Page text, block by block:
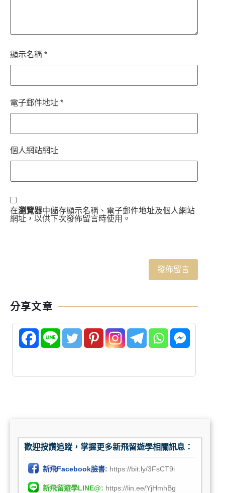
顯示名稱 *
電子郵件地址 *
個人網站網址
在瀏覽器中儲存顯示名稱、電子郵件地址及個人網站
網址，以供下次發佈留言時使用。
分享文章
歡迎按讚追蹤，掌握更多新飛留遊學相關訊息：
新飛Facebook臉書: https://bit.ly/3FsCT9i
新飛留遊學LINE@: https://lin.ee/YjHmhBg